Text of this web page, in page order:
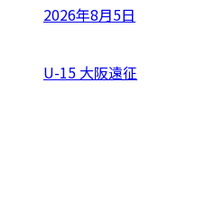
2026年8月5日
U-15 大阪遠征